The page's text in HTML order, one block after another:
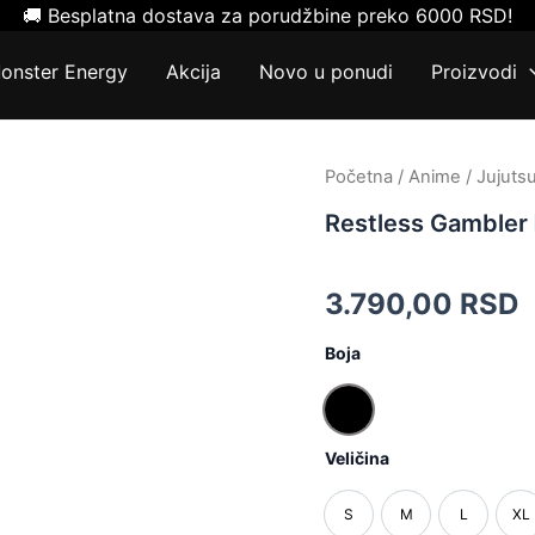
🚚 Besplatna dostava za porudžbine preko 6000 RSD!
Energy Akcija Novo u ponudi Proizvodi
Početna / Anime /
Restless Gambler
3.790,00 RSD
Boja
Crna
Veličina
S M L XL
Restless
Duks